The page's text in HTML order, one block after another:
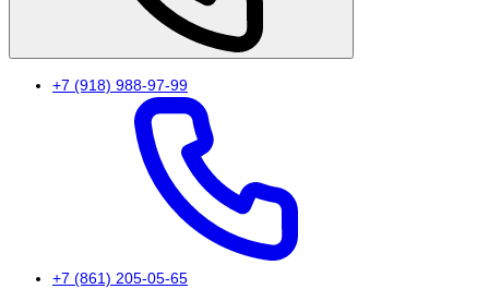
+7 (918) 988-97-99
+7 (861) 205-05-65